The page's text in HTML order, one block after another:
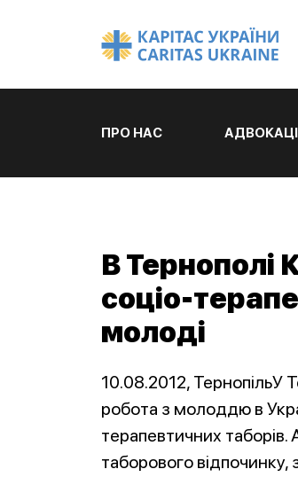
ПРО НАС
В Тернополі
соціо-
молоді
10.08.2012, ТернопільУ
робота з молоддю в
терапевтичних таборів.
таборового відпочинку,